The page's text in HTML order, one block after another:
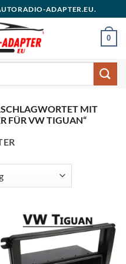
ADAPTER.EU.
0
MIT
FÜR VW TIGUAN“